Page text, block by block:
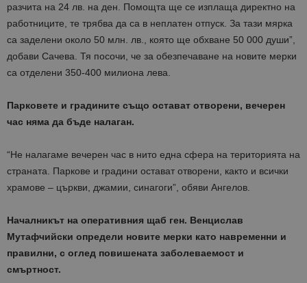
разчита на 24 лв. на ден. Помощта ще се изплаща директно на
работниците, те трябва да са в неплатен отпуск. За тази мярка
са заделени около 50 млн. лв., която ще обхване 50 000 души”,
добави Сачева. Тя посочи, че за обезпечаване на новите мерки
са отделени 350-400 милиона лева.
Парковете и градините също остават отворени, вечерен
час няма да бъде налаган.
“Не налагаме вечерен час в нито една сфера на територията на
страната. Паркове и градини остават отворени, както и всички
храмове – църкви, джамии, синагоги”, обяви Ангелов.
Началникът на оперативния щаб ген. Венцислав
Мутафчийски определи новите мерки като навременни и
правилни, с оглед повишената заболеваемост и
смъртност.